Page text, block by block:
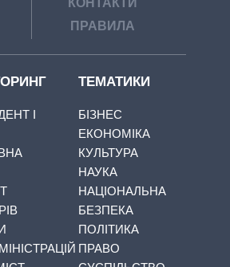
КОНТАКТИ
ПРАВИЛА
І
ТЕМАТИКИ
БІЗНЕС
ЕКОНОМІКА
КУЛЬТУРА
НАУКА
НАЦІОНАЛЬНА
БЕЗПЕКА
ПОЛІТИКА
ПРАВО